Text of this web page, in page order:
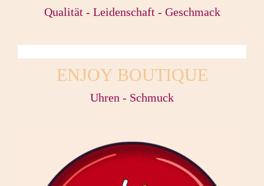
Qualität - Leidenschaft - Geschmack
ENJOY BOUTIQUE
Uhren - Schmuck